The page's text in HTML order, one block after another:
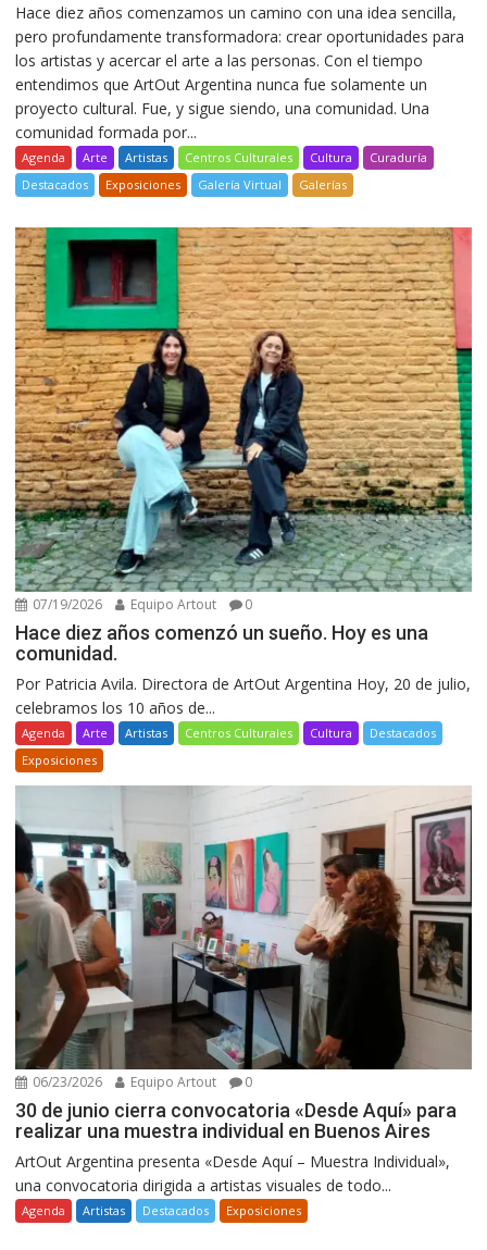
Hace diez años comenzamos un camino con una idea sencilla,
pero profundamente transformadora: crear oportunidades para
los artistas y acercar el arte a las personas. Con el tiempo
entendimos que ArtOut Argentina nunca fue solamente un
proyecto cultural. Fue, y sigue siendo, una comunidad. Una
comunidad formada por...
Agenda Arte Artistas Centros Culturales Cultura
Curaduría
Destacados
Exposiciones Galería Virtual Galerías
07/19/2026 Equipo Artout 0
Hace diez años comenzó un sueño. Hoy es una
comunidad.
Por Patricia Avila. Directora de ArtOut Argentina Hoy, 20 de julio,
celebramos los 10 años de...
Agenda Arte Artistas Centros Culturales Cultura
Destacados
Exposiciones
06/23/2026 Equipo Artout 0
30 de junio cierra convocatoria «Desde Aquí» para
realizar una muestra individual en Buenos Aires
ArtOut Argentina presenta «Desde Aquí – Muestra Individual»,
una convocatoria dirigida a artistas visuales de todo...
Agenda Artistas Destacados Exposiciones